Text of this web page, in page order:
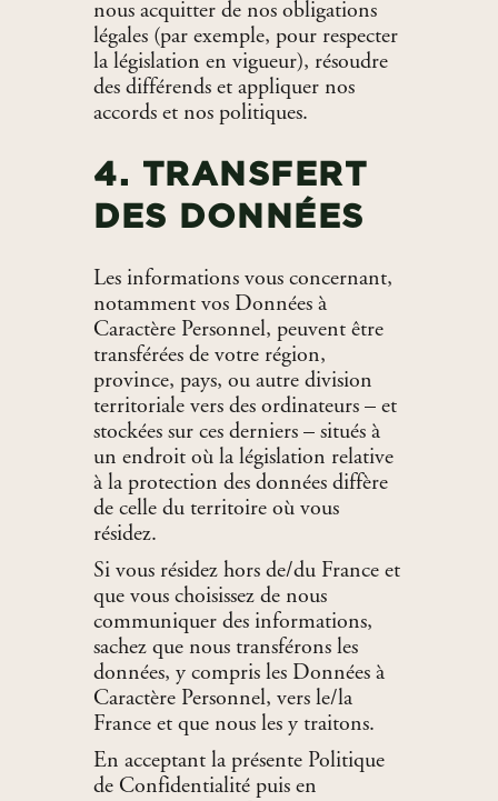
nous acquitter de nos obligations
légales (par exemple, pour respecter
la législation en vigueur), résoudre
des différends et appliquer nos
accords et nos politiques.
4. TRANSFERT
DES DONNÉES
Les informations vous concernant,
notamment vos Données à
Caractère Personnel, peuvent être
transférées de votre région,
province, pays, ou autre division
territoriale vers des ordinateurs – et
stockées sur ces derniers – situés à
un endroit où la législation relative
à la protection des données diffère
de celle du territoire où vous
résidez.
Si vous résidez hors de/du France et
que vous choisissez de nous
communiquer des informations,
sachez que nous transférons les
données, y compris les Données à
Caractère Personnel, vers le/la
France et que nous les y traitons.
En acceptant la présente Politique
de Confidentialité puis en